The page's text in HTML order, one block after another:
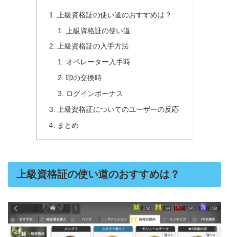
上級資格証の使い道のおすすめは？
上級資格証の使い道
上級資格証の入手方法
オペレーター入手時
印の交換時
ログインボーナス
上級資格証についてのユーザーの反応
まとめ
上級資格証の使い道のおすすめは？